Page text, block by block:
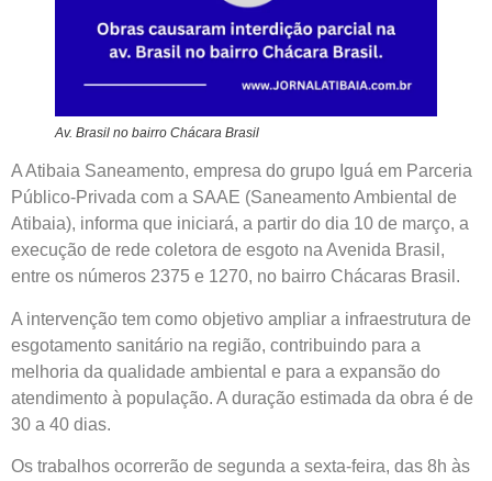
Av. Brasil no bairro Chácara Brasil
A Atibaia Saneamento, empresa do grupo Iguá em Parceria
Público-Privada com a SAAE (Saneamento Ambiental de
Atibaia), informa que iniciará, a partir do dia 10 de março, a
execução de rede coletora de esgoto na Avenida Brasil,
entre os números 2375 e 1270, no bairro Chácaras Brasil.
A intervenção tem como objetivo ampliar a infraestrutura de
esgotamento sanitário na região, contribuindo para a
melhoria da qualidade ambiental e para a expansão do
atendimento à população. A duração estimada da obra é de
30 a 40 dias.
Os trabalhos ocorrerão de segunda a sexta-feira, das 8h às